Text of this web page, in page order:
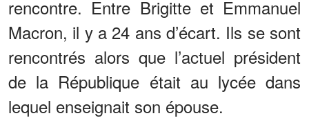
rencontre. Entre Brigitte et Emmanuel
Macron, il y a 24 ans d’écart. Ils se sont
rencontrés alors que l’actuel président
de la République était au lycée dans
lequel enseignait son épouse.